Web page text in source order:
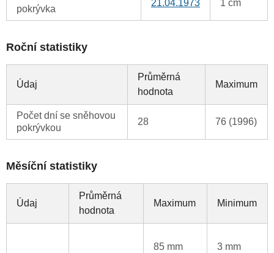
pokrývka
21.04.1973 1 cm
Roční statistiky
Údaj
Průměrná
hodnota
Maximum
Počet dní se sněhovou
pokrývkou
28 76 (1996)
Měsíční statistiky
Údaj
Průměrná
hodnota
Maximum Minimum
85 mm
3 mm